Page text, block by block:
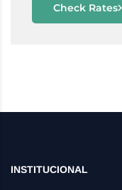
Check Rates
INSTITUCIONAL